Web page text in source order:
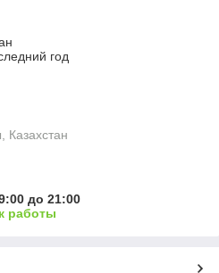
год
Казахстан
до 21:00
работы